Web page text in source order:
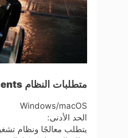
متطلبات النظام
Windows/macOS
الحد الأدنى:
يتطلب معالجًا ونظام تشغيل 64